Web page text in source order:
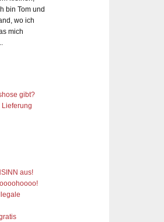
bin Tom und
wo ich
mich
gibt?
Lieferung
aus!